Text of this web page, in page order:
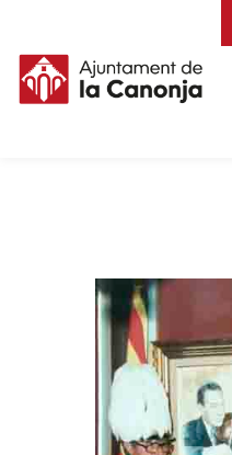
contingut
principal
la
navegacio